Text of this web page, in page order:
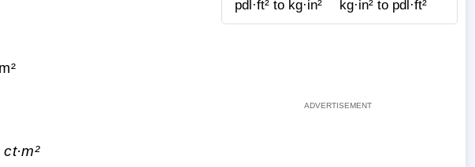
pdl·ft² to kg·in²
kg·in² to pdl·ft²